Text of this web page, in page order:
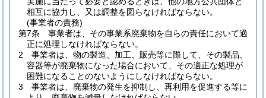
相互に協力し、又は調整を図らなければならない。
(事業者の責務)
第7条
事業者は、その事業系廃棄物を自らの責任において適
正に処理しなければならない。
2
事業者は、物の製造、加工、販売等に際して、その製品、
容器等が廃棄物になった場合において、その適正な処理が
困難になることのないようにしなければならない。
3
事業者は、廃棄物の発生を抑制し、再利用を促進する等に